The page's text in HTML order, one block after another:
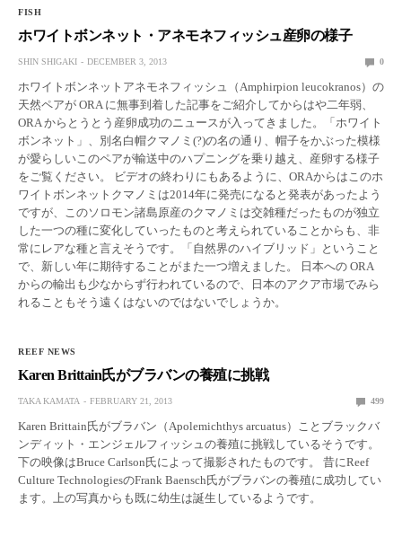
FISH
ホワイトボンネット・アネモネフィッシュ産卵の様子
SHIN SHIGAKI DECEMBER 3, 2013 0
ホワイトボンネットアネモネフィッシュ（Amphirpion leucokranos）の
天然ペアが ORA に無事到着した記事をご紹介してからはや二年弱、
ORA からとうとう産卵成功のニュースが入ってきました。「ホワイト
ボンネット」、別名白帽クマノミ(?)の名の通り、帽子をかぶった模様
が愛らしいこのペアが輸送中のハプニングを乗り越え、産卵する様子
をご覧ください。 ビデオの終わりにもあるように、ORAからはこのホ
ワイトボンネットクマノミは2014年に発売になると発表があったよう
ですが、このソロモン諸島原産のクマノミは交雑種だったものが独立
した一つの種に変化していったものと考えられていることからも、非
常にレアな種と言えそうです。「自然界のハイブリッド」ということ
で、新しい年に期待することがまた一つ増えました。 日本への ORA
からの輸出も少なからず行われているので、日本のアクア市場でみら
れることもそう遠くはないのではないでしょうか。
REEF NEWS
Karen Brittain氏がブラバンの養殖に挑戦
TAKA KAMATA FEBRUARY 21, 2013 499
Karen Brittain氏がブラバン（Apolemichthys arcuatus）ことブラックバ
ンディット・エンジェルフィッシュの養殖に挑戦しているそうです。
下の映像はBruce Carlson氏によって撮影されたものです。 昔にReef
Culture TechnologiesのFrank Baensch氏がブラバンの養殖に成功してい
ます。上の写真からも既に幼生は誕生しているようです。